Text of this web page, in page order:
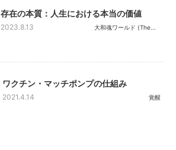
存在の本質：人生における本当の価値
2023.8.13 大和魂ワールド (The...
ワクチン・マッチポンプの仕組み
2021.4.14 覚醒